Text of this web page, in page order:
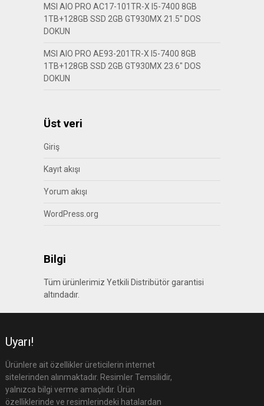
MSI AIO PRO AC17-101TR-X I5-7400 8GB
1TB+128GB SSD 2GB GT930MX 21.5″ DOS
DOKUN
MSI AIO PRO AE93-201TR-X I5-7400 8GB
1TB+128GB SSD 2GB GT930MX 23.6″ DOS
DOKUN
Üst veri
Giriş
Kayıt akışı
Yorum akışı
WordPress.org
Bilgi
Tüm ürünlerimiz Yetkili Distribütör garantisi
altındadır.
Uyarı!
Ürünlere ait özellikler üreticilerin internet
sitelerinden alınmaktadır. Resimler Temsilidir,
yalnızca bilgi verme amaçlıdır. Ürün
özelliklerinde ve resimlerindeki hatalardan